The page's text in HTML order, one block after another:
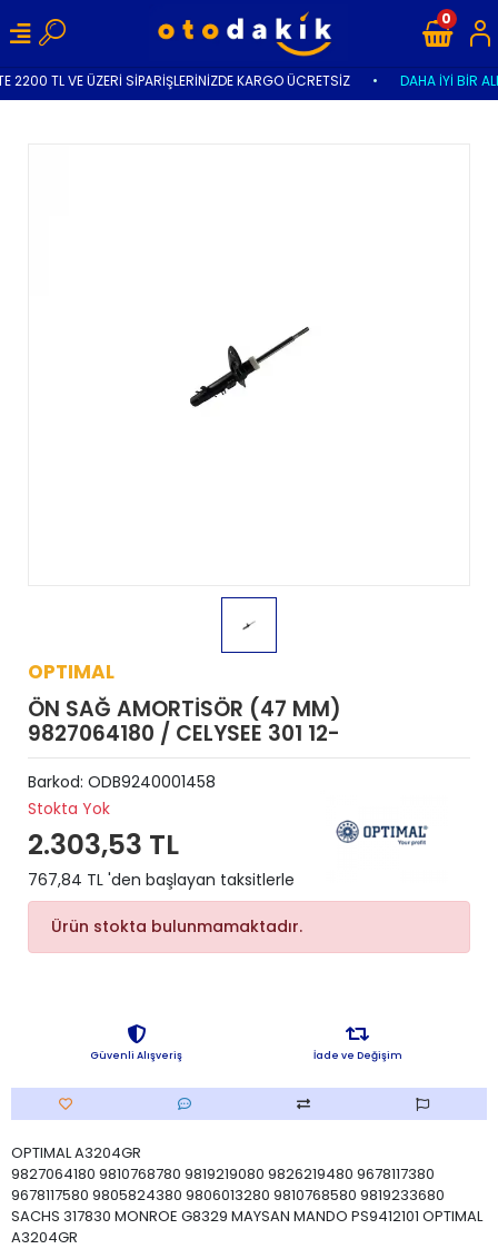
2200 TL VE ÜZERİ SİPARİŞLERİNİZDE KARGO ÜCRETSİZ DAHA İYİ BİR
0
OPTIMAL
ÖN SAĞ AMORTİSÖR (47 MM)
9827064180 / CELYSEE 301 12-
Barkod: ODB9240001458
Stokta Yok
2.303,53 TL
767,84 TL 'den başlayan taksitlerle
Ürün stokta bulunmamaktadır.
Güvenli Alışveriş İade ve Değişim
OPTIMAL A3204GR
9827064180 9810768780 9819219080 9826219480 9678117380
9678117580 9805824380 9806013280 9810768580 9819233680
SACHS 317830 MONROE G8329 MAYSAN MANDO PS9412101 OPTIMAL
A3204GR